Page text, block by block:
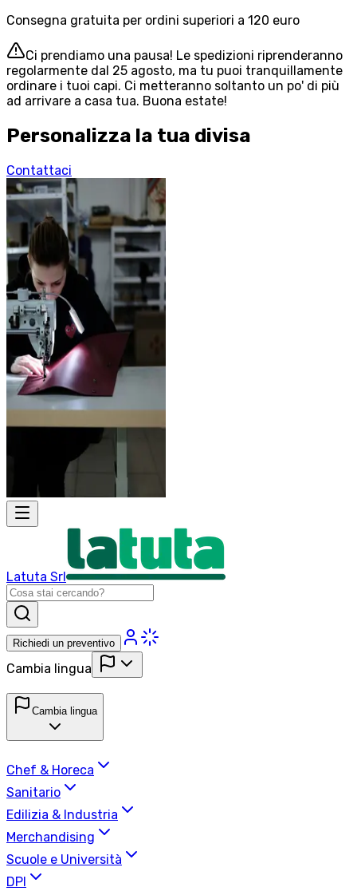
Consegna gratuita per ordini superiori a 120 euro
Ci prendiamo una pausa! Le spedizioni riprenderanno
regolarmente dal 25 agosto, ma tu puoi tranquillamente
ordinare i tuoi capi. Ci metteranno soltanto un po' di più
ad arrivare a casa tua. Buona estate!
Personalizza la tua divisa
Contattaci
Latuta Srl
Richiedi un preventivo
Cambia lingua
Cambia lingua
Chef & Horeca
Sanitario
Edilizia & Industria
Merchandising
Scuole e Università
DPI